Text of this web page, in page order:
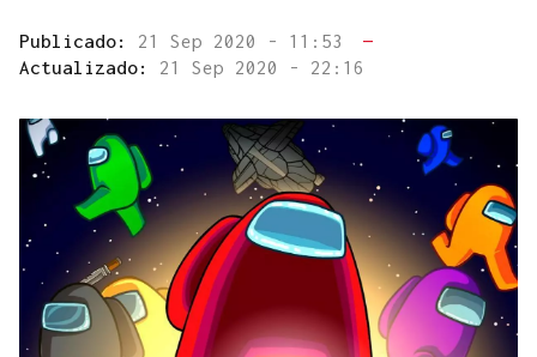
Publicado: 21 Sep 2020 - 11:53
—
Actualizado: 21 Sep 2020 - 22:16